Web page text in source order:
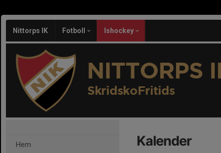
Nittorps IK Fotboll Ishockey
NITTORPS
SkridskoFritids
Hem Kalender